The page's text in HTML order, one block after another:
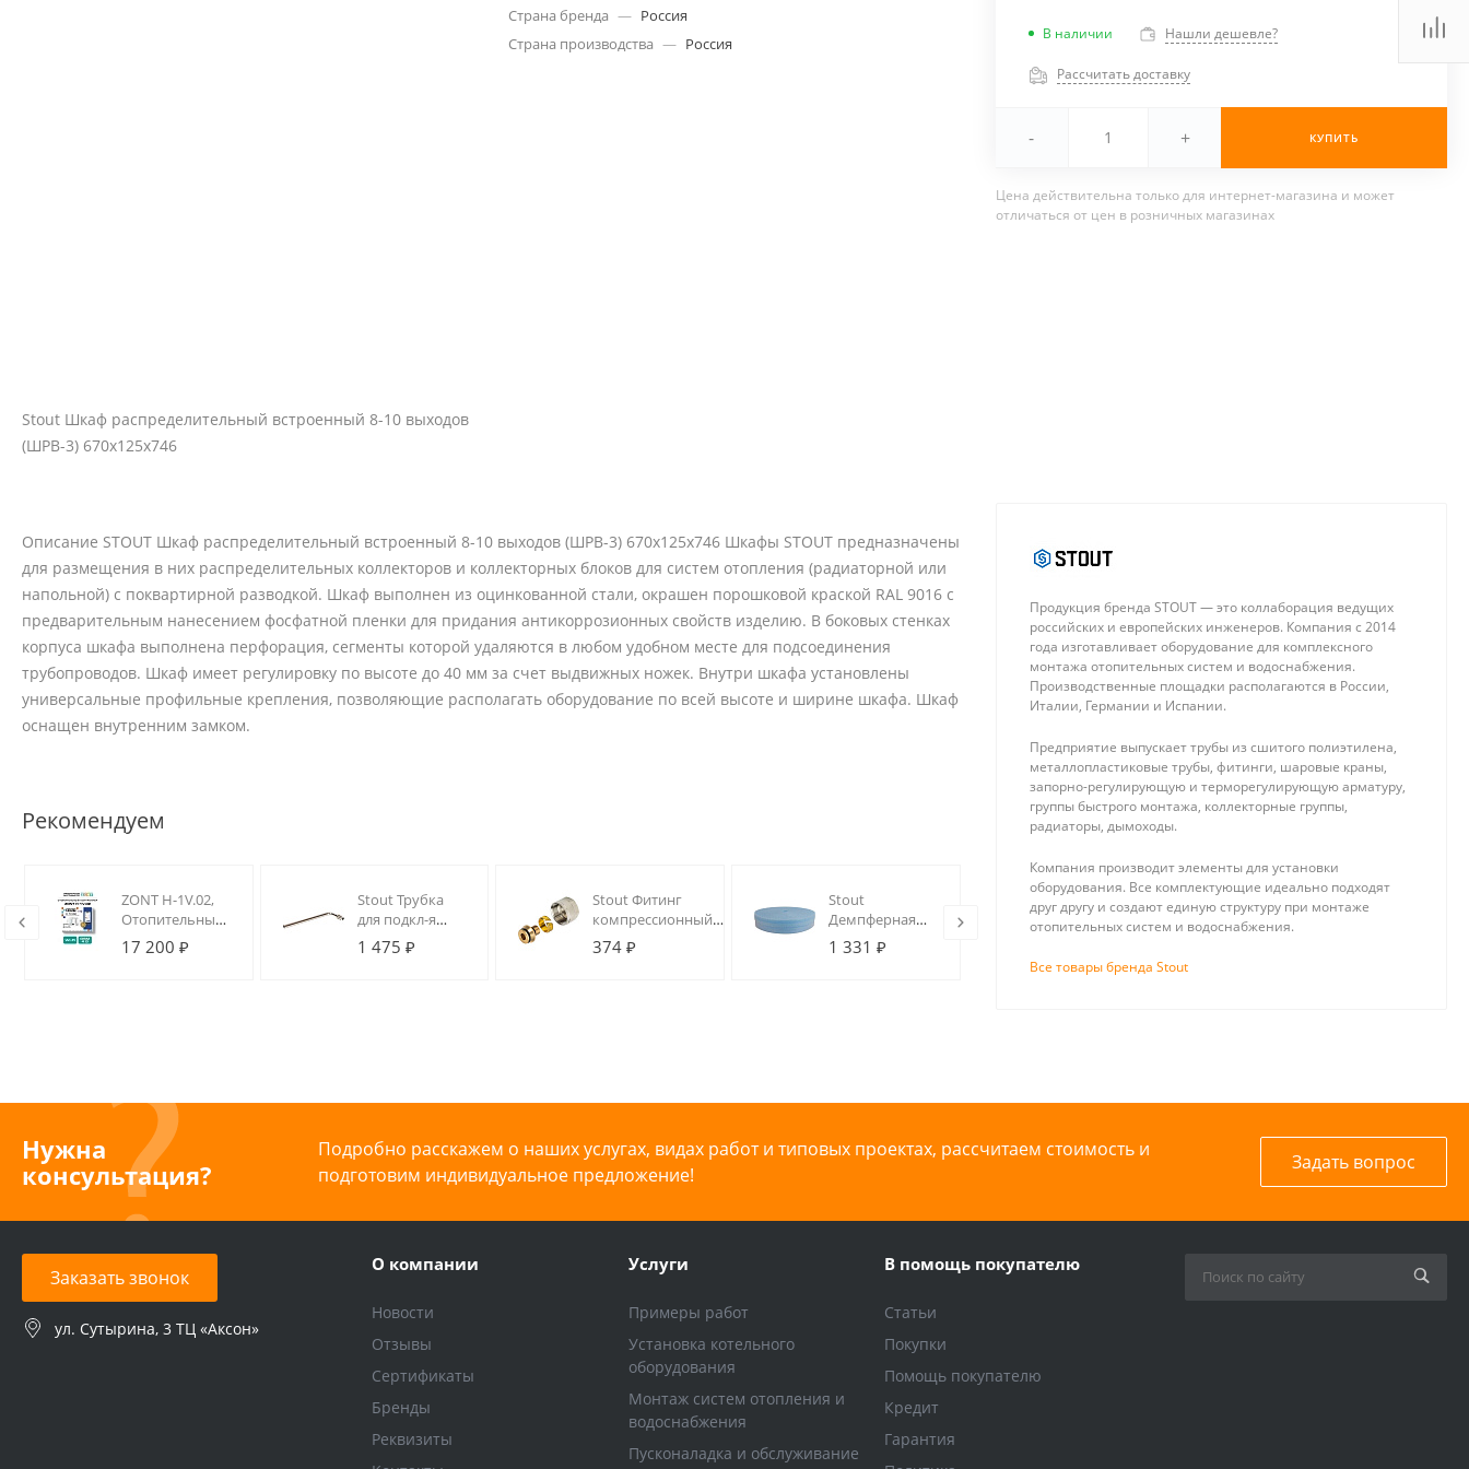
Stout Шкаф распределительный встроенный 8-10 выходов
(ШРВ-3) 670х125х746
Страна бренда — Россия
Страна производства — Россия
В наличии Нашли дешевле?
Рассчитать доставку
- + КУПИТЬ
Цена действительна только для интернет-магазина и может
отличаться от цен в розничных магазинах
Описание STOUT Шкаф распределительный встроенный 8-10 выходов (ШРВ-3) 670х125х746 Шкафы STOUT предназначены
для размещения в них распределительных коллекторов и коллекторных блоков для систем отопления (радиаторной или
напольной) с поквартирной разводкой. Шкаф выполнен из оцинкованной стали, окрашен порошковой краской RAL 9016 с
предварительным нанесением фосфатной пленки для придания антикоррозионных свойств изделию. В боковых стенках
корпуса шкафа выполнена перфорация, сегменты которой удаляются в любом удобном месте для подсоединения
трубопроводов. Шкаф имеет регулировку по высоте до 40 мм за счет выдвижных ножек. Внутри шкафа установлены
универсальные профильные крепления, позволяющие располагать оборудование по всей высоте и ширине шкафа. Шкаф
оснащен внутренним замком.
Рекомендуем
ZONT H-1V.02,
Отопительный
GSM / Wi-Fi
контроллер
17 200 ₽
Stout Трубка
для подкл-я
радиатора, Г-
образная
1 475 ₽
Stout Фитинг
компрессионный
для
металлопластиковых
374 ₽
Stout
Демпферная
лента
100х08мм, 25м
1 331 ₽
Stout Клапан
запорно-
угловой 1/2"
Stout SMS-0923
Продукция бренда STOUT — это коллаборация ведущих
российских и европейских инженеров. Компания с 2014
года изготавливает оборудование для комплексного
монтажа отопительных систем и водоснабжения.
Производственные площадки располагаются в России,
Италии, Германии и Испании.
Предприятие выпускает трубы из сшитого полиэтилена,
металлопластиковые трубы, фитинги, шаровые краны,
запорно-регулирующую и терморегулирующую арматуру,
группы быстрого монтажа, коллекторные группы,
радиаторы, дымоходы.
Компания производит элементы для установки
оборудования. Все комплектующие идеально подходят
друг другу и создают единую структуру при монтаже
отопительных систем и водоснабжения.
Все товары бренда Stout
Нужна
консультация?
Подробно расскажем о наших услугах, видах работ и типовых проектах, рассчитаем стоимость и
подготовим индивидуальное предложение!
Задать вопрос
Заказать звонок
ул. Сутырина, 3 ТЦ «Аксон»
О компании
Новости
Отзывы
Сертификаты
Бренды
Реквизиты
Услуги
Примеры работ
Установка котельного
оборудования
Монтаж систем отопления и
водоснабжения
Пусконаладка и обслуживание
В помощь покупателю
Статьи
Покупки
Помощь покупателю
Кредит
Гарантия